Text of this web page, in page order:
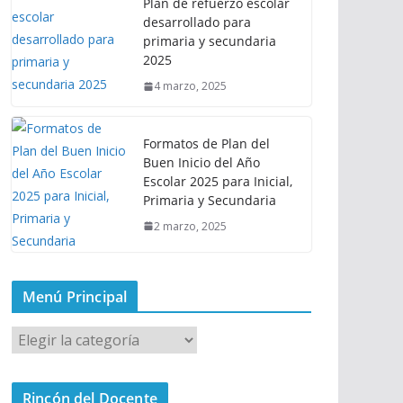
desarrollado para
primaria y secundaria
2025
4 marzo, 2025
Formatos de Plan del
Buen Inicio del Año
Escolar 2025 para Inicial,
Primaria y Secundaria
2 marzo, 2025
Menú Principal
M
e
n
Rincón del Docente